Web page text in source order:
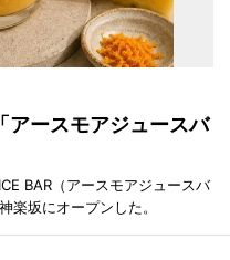
アースモアジュースバ
BAR（アースモアジュースバ
楽坂にオープンした。